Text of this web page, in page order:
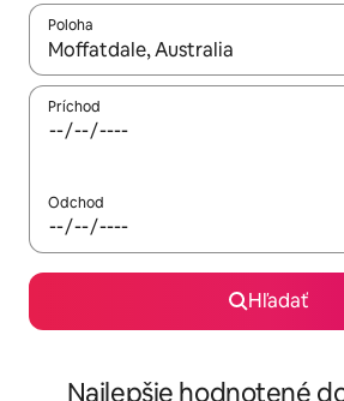
Poloha
Keď budú výsledky k dispozícii,
Príchod
Odchod
Hľadať
Najlepšie hodnotené